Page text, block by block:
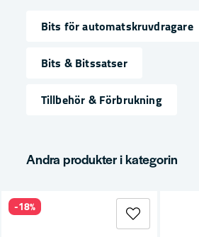
Namn
email
Bits för automatskruvdragare
Bits & Bitssatser
Tillbehör & Förbrukning
Andra produkter i kategorin
-18%